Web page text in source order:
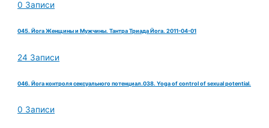
0 Записи
045. Йога Женщины и Мужчины. Тантра Триада Йога. 2011-04-01
24 Записи
046. Йога контроля сексуального потенциал.038. Yoga of control of sexual potential.
0 Записи